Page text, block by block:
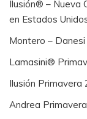
Ilusión® – Nueva
en Estados
Montero –
Lamasini®
Ilusión Primavera
Andrea